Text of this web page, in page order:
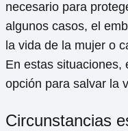
necesario para
algunos casos, el
la vida de la mujer o
En estas situaciones,
opción para salvar la
Circunstancias